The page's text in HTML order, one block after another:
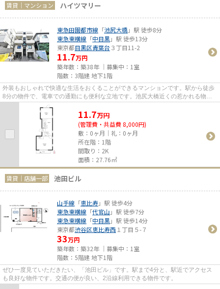
賃貸｜マンション ハイツマリー
東急田園都市線 「池尻大橋」駅 徒歩8分
東急東横線 「中目黒」駅 徒歩13分
東京都目黒区青葉台 ３丁目11-2
11.7万円
築年数：築38年 ｜募集中： 1室
階数：3階建 地下1階
外装もおしゃれで快適な生活をおくることができるマンションです。駅から徒歩
8分の物件で、電車での通勤にも便利な立地です。池尻大橋近くの惹かれる物件
が見つかりましたら、電話なら...
11.7万円
(管理費・共益費 8,000円)
敷：0ヶ月｜礼：0ヶ月
所在階：1階
間取り：2K
面積：27.76㎡
賃貸｜店舗一部 池田ビル
山手線 「恵比寿」駅 徒歩4分
東急東横線 「代官山 」駅 徒歩7分
東急東横線 「中目黒」駅 徒歩14分
東京都渋谷区恵比寿西 １丁目５-７
33万円
築年数：築32年 ｜募集中： 1室
階数：5階建 地下1階
ぜひ一度見ていただきたい、「池田ビル」です。駅まで4分と、駅近でアクセス
も良好な物件です。交通の便が良い、2沿線利用できる物件です。